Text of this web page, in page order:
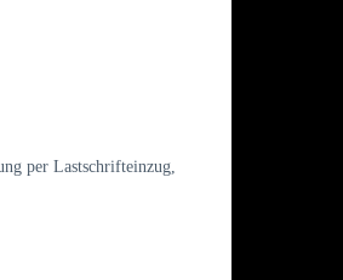
per Lastschrifteinzug,